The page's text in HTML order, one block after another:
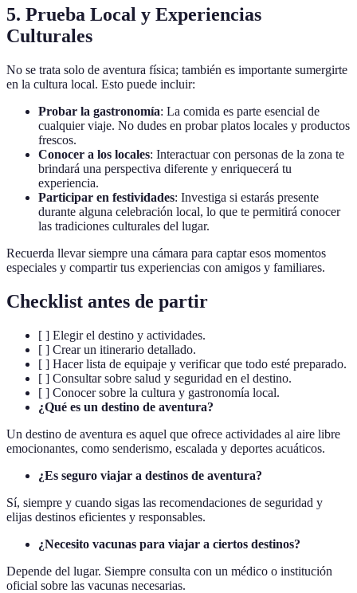
5. Prueba Local y Experiencias
Culturales
No se trata solo de aventura física; también es importante sumergirte
en la cultura local. Esto puede incluir:
Probar la gastronomía: La comida es parte esencial de
cualquier viaje. No dudes en probar platos locales y productos
frescos.
Conocer a los locales: Interactuar con personas de la zona te
brindará una perspectiva diferente y enriquecerá tu
experiencia.
Participar en festividades: Investiga si estarás presente
durante alguna celebración local, lo que te permitirá conocer
las tradiciones culturales del lugar.
Recuerda llevar siempre una cámara para captar esos momentos
especiales y compartir tus experiencias con amigos y familiares.
Checklist antes de partir
[ ] Elegir el destino y actividades.
[ ] Crear un itinerario detallado.
[ ] Hacer lista de equipaje y verificar que todo esté preparado.
[ ] Consultar sobre salud y seguridad en el destino.
[ ] Conocer sobre la cultura y gastronomía local.
¿Qué es un destino de aventura?
Un destino de aventura es aquel que ofrece actividades al aire libre
emocionantes, como senderismo, escalada y deportes acuáticos.
¿Es seguro viajar a destinos de aventura?
Sí, siempre y cuando sigas las recomendaciones de seguridad y
elijas destinos eficientes y responsables.
¿Necesito vacunas para viajar a ciertos destinos?
Depende del lugar. Siempre consulta con un médico o institución
oficial sobre las vacunas necesarias.